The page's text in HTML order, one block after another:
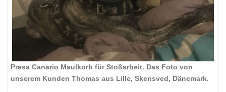
Presa Canario Maulkorb für Stoßarbeit. Das Foto von
unserem Kunden Thomas aus Lille, Skensved, Dänemark.